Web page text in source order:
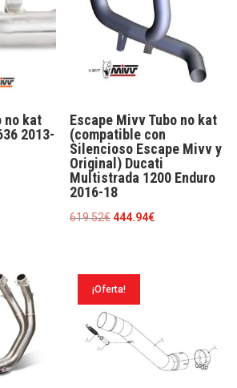
no kat
2013-
Escape Mivv Tubo no kat
(compatible con
Silencioso Escape Mivv y
Original) Ducati
Multistrada 1200 Enduro
2016-18
619.52€El
444.94€El
¡Oferta!